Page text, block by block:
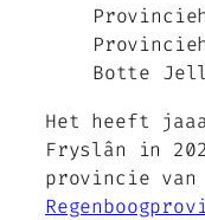
Botte
Het heeft
Fryslân in
provincie van